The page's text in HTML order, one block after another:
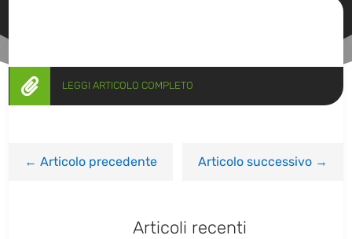
 LEGGI ARTICOLO COMPLETO
←Articolo precedente Articolo successivo→
Articoli recenti